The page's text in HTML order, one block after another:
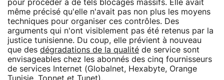
pour procéder à de tels blocages massifs. Elle avait
même précisé qu'elle n'avait pas non plus les moyens
techniques pour organiser ces contrôles. Des
arguments qui n'ont visiblement pas été retenus par la
justice tunisienne. Du coup, elle prévient à nouveau
que des dégradations de la qualité de service sont
envisageables chez les abonnés des cinq fournisseurs
de services Internet (Globalnet, Hexabyte, Orange
Tunisie, Topnet et Tunet).